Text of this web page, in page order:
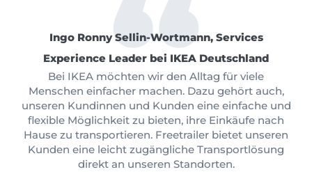
Bei IKEA möchten wir den Alltag für viele
Menschen einfacher machen. Dazu gehört auch,
unseren Kundinnen und Kunden eine einfache und
flexible Möglichkeit zu bieten, ihre Einkäufe nach
Hause zu transportieren. Freetrailer bietet unseren
Kunden eine leicht zugängliche Transportlösung
direkt an unseren Standorten.
Ingo Ronny Sellin-Wortmann, Services
Experience Leader bei IKEA Deutschland